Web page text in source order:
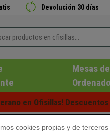
Devolución 30 días
Mesas de
en Ofisillas!
cookies propias y de